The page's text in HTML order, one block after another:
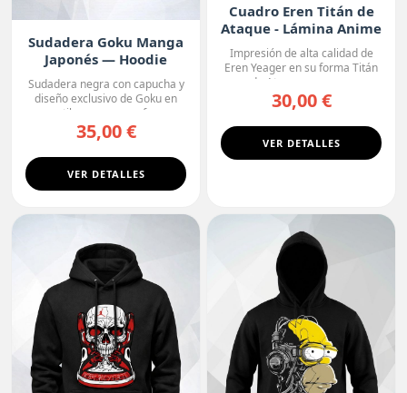
Sudadera Goku Manga
Japonés — Hoodie
Sudadera negra con capucha y
diseño exclusivo de Goku en
estilo manga, con fo...
35,00 €
VER DETALLES
Cuadro Eren Titán de
Ataque - Lámina Anime
Premium
Impresión de alta calidad de
Eren Yeager en su forma Titán
de Ataque, con un ...
30,00 €
VER DETALLES